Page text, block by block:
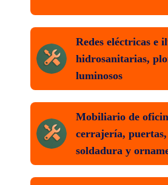
Redes eléctricas e
hidrosanitarias,
luminosos
Mobiliario de
cerrajería,
soldadura y